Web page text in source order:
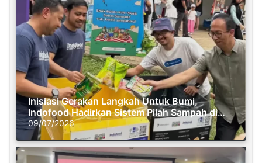
Inisiasi Gerakan Langkah Untuk Bumi,
Indofood Hadirkan Sistem Pilah Sampah di
Semasa Piknik
09/07/2026